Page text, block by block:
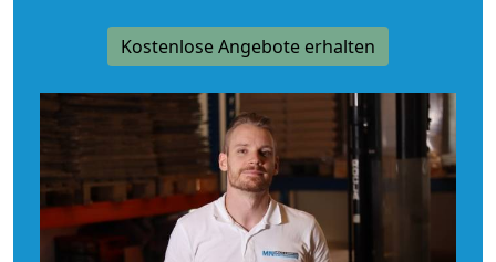
Kostenlose Angebote erhalten